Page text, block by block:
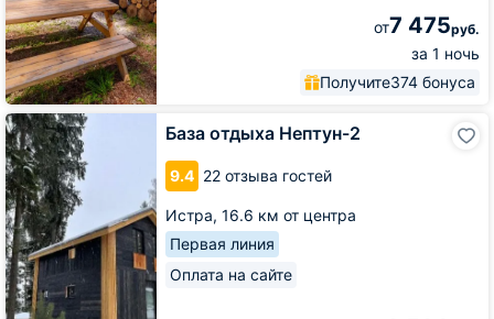
от7 475руб.
за 1 ночь
Получите374 бонуса
База отдыха Нептун-2
9.4 22 отзыва гостей
Истра, 16.6 км от центра
Первая линия
Оплата на сайте
База
отдыха
Нептун-2